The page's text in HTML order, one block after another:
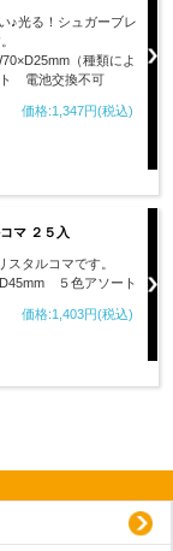
♪光る！シュガーブレ
（種類によ
電池交換不可
価格:1,347円(税込)
マ ２５入
スタルコマです。
５色アソート
価格:1,403円(税込)